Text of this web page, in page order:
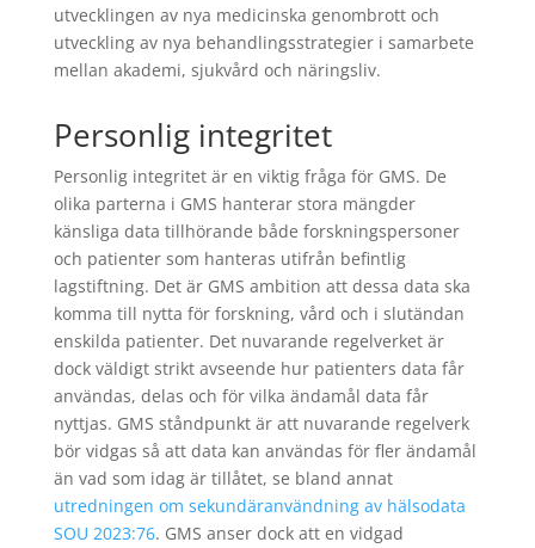
utvecklingen av nya medicinska genombrott och
utveckling av nya behandlingsstrategier i samarbete
mellan akademi, sjukvård och näringsliv.
Personlig integritet
Personlig integritet är en viktig fråga för GMS. De
olika parterna i GMS hanterar stora mängder
känsliga data tillhörande både forskningspersoner
och patienter som hanteras utifrån befintlig
lagstiftning. Det är GMS ambition att dessa data ska
komma till nytta för forskning, vård och i slutändan
enskilda patienter. Det nuvarande regelverket är
dock väldigt strikt avseende hur patienters data får
användas, delas och för vilka ändamål data får
nyttjas. GMS ståndpunkt är att nuvarande regelverk
bör vidgas så att data kan användas för fler ändamål
än vad som idag är tillåtet, se bland annat
utredningen om sekundäranvändning av hälsodata
SOU 2023:76. GMS anser dock att en vidgad